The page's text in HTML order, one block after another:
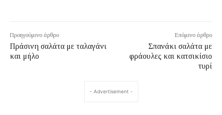
Προηγούμενο άρθρο
Πράσινη σαλάτα με ταλαγάνι
και μήλο
Επόμενο άρθρο
Σπανάκι σαλάτα με
φράουλες και κατσικίσιο
τυρί
- Advertisement -